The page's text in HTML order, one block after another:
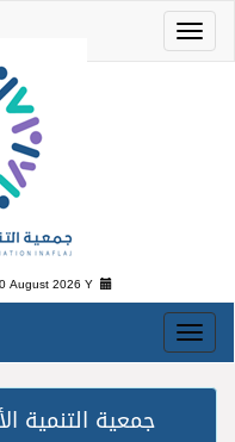
August 2026 Y
جمعية التنمية